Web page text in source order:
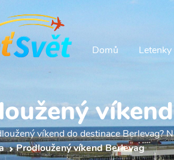
Domů Letenky
víkend do destinace Berlevag?
Prodloužený víkend Berlevag